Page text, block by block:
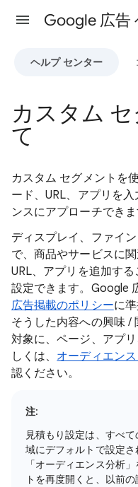
Google 広告
ヘルプ センター
カスタム
て
カスタム セグメントを
ード、URL、アプリを
ンスにアプローチできま
ディスプレイ、ファイ
で、商品やサービスに
URL、アプリを追加す
設定できます。Google
広告掲載のポリシーに
そうした内容への興味 /
対象に、ページ、アプ
しくは、 オーディエン
認ください。
注:
見積もり設定は、すべ
域にデフォルトで設定
「オーディエンス分析
トを再度開くと、以前